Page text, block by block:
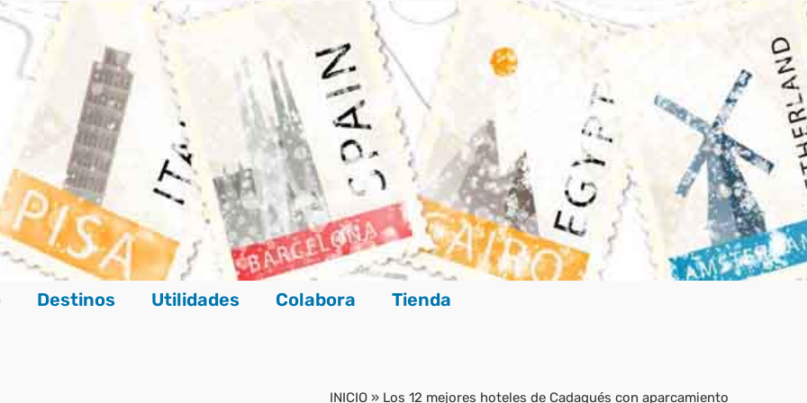
Destinos Utilidades Colabora Tienda
INICIO » Los 12 mejores hoteles de Cadaqués con aparcamiento